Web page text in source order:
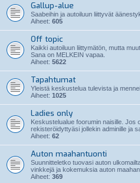
Gallup-alue
Saabeihin ja autoiluun liittyvät
Aiheet: 605
Off topic
Kaikki autoiluun liittymätön, mutta
Sana on MELKEIN vapaa.
Aiheet: 5622
Tapahtumat
Yleistä keskustelua tulevista ja
Aiheet: 1025
Ladies only
Keskustelualue foorumin naisille. Jos
rekisteröidyttyäsi jollekin adminille ja
Aiheet: 62
Auton maahantuonti
Suunnitteletko tuovasi auton
vinkkejä ja kokemuksia auton
Aiheet: 369